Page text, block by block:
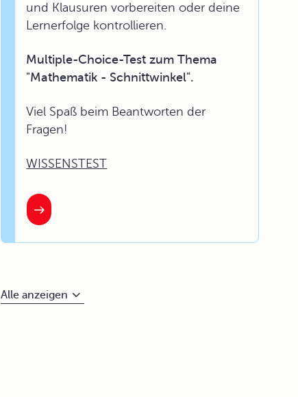
und Klausuren vorbereiten oder deine
Lernerfolge kontrollieren.
Multiple-Choice-Test zum Thema
"Mathematik - Schnittwinkel".
Viel Spaß beim Beantworten der
Fragen!
WISSENSTEST
Alle anzeigen